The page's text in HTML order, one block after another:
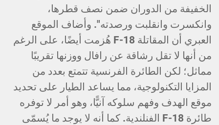
الخفيفة من الدوران ضمن نصف قطرها،
وانكسرت وانقلبت ورصدته". وأضاف الموقع
العبري أن المقاتلة F-18 هُزمت أيضًا، على الرغم
من أنها لا تقل رشاقة عن رافال ووزنها تقريبًا
مماثل؛ لكن الطائرة الفرنسية تتمتع بعدد من
المزايا التكنولوجية، مما يساعد الطيار على تحديد
موقع الهدف وفهم سلوكه آنيًّا، وهو أمر لا توفره
طائرة F-18 الفنلندية. كما أنه لا يوجد ما يُسمّى